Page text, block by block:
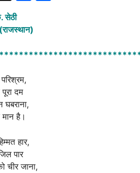
c
e
b
सेठी
दम
मान है।
हार,
पार
चीर जाना,